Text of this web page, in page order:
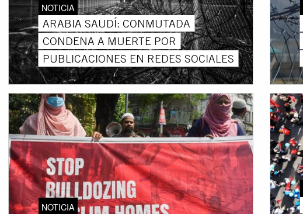
NOTICIA
ARABIA SAUDÍ: CONMUTADA
CONDENA A MUERTE POR
PUBLICACIONES EN REDES SOCIALES
NOTICIA